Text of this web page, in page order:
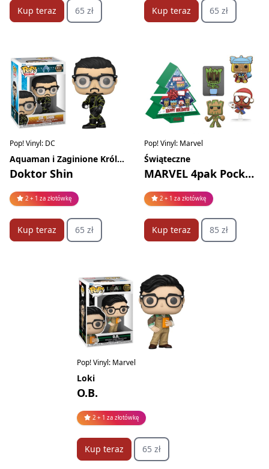
Kup teraz 65 zł Kup teraz 65 zł
Pop! Vinyl: DC
Aquaman i Zaginione Królestwo
Doktor Shin
2 + 1 za złotówkę
Kup teraz 65 zł
Pop! Vinyl: Marvel
Świąteczne
MARVEL 4pak Pocket Pop!
2 + 1 za złotówkę
Kup teraz 85 zł
Pop! Vinyl: Marvel
Loki
O.B.
2 + 1 za złotówkę
Kup teraz 65 zł